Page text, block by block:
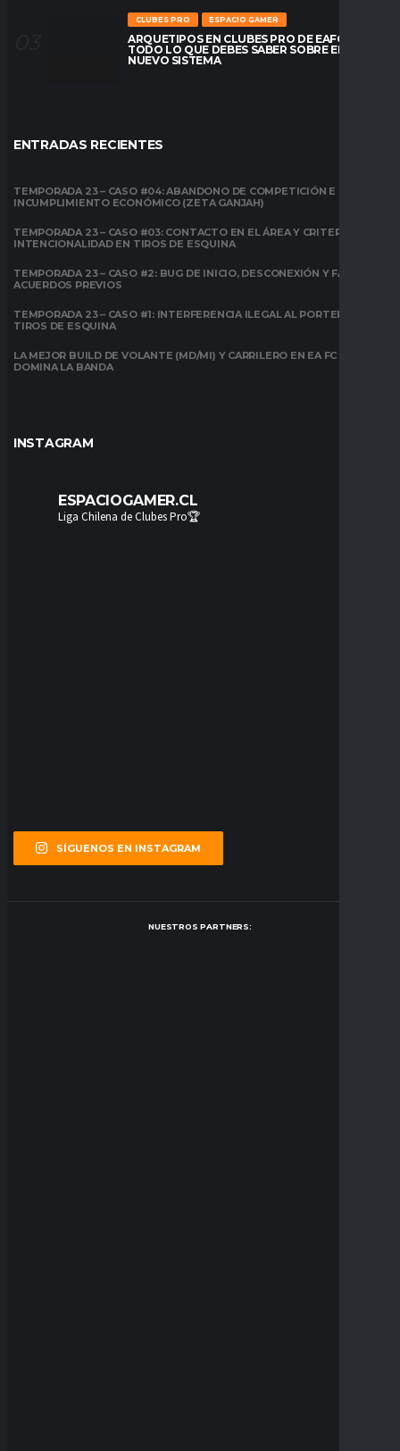
CLUBES PRO ESPACIO GAMER
ARQUETIPOS EN CLUBES PRO DE EAFC26:
TODO LO QUE DEBES SABER SOBRE EL
NUEVO SISTEMA
ENTRADAS RECIENTES
TEMPORADA 23 – CASO #04: ABANDONO DE COMPETICIÓN E
INCUMPLIMIENTO ECONÓMICO (ZETA GANJAH)
TEMPORADA 23 – CASO #03: CONTACTO EN EL ÁREA Y CRITERIO DE
INTENCIONALIDAD EN TIROS DE ESQUINA
TEMPORADA 23 – CASO #2: BUG DE INICIO, DESCONEXIÓN Y FALTA DE
ACUERDOS PREVIOS
TEMPORADA 23 – CASO #1: INTERFERENCIA ILEGAL AL PORTERO EN
TIROS DE ESQUINA
LA MEJOR BUILD DE VOLANTE (MD/MI) Y CARRILERO EN EA FC 26:
DOMINA LA BANDA
INSTAGRAM
ESPACIOGAMER.CL
Liga Chilena de Clubes Pro🏆
SÍGUENOS EN INSTAGRAM
NUESTROS PARTNERS: